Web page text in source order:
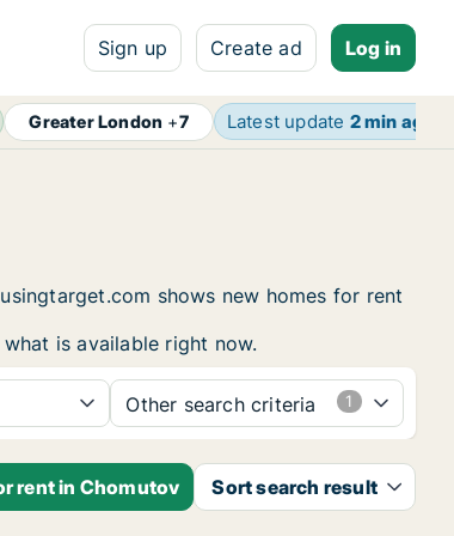
Sign up Create ad Log in
Greater London +7 Latest update 2 min ago
shows new homes for rent
is available right now.
Other search criteria
rent in Chomutov Sort search result